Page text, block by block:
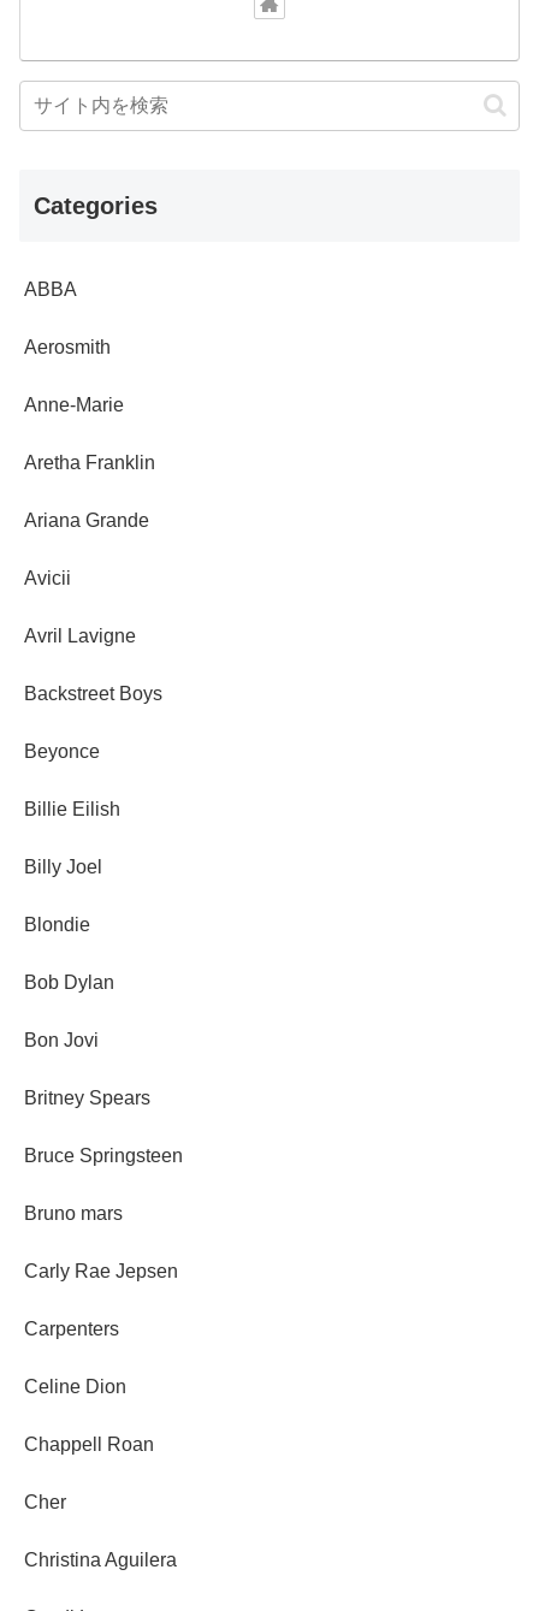
Categories
ABBA
Aerosmith
Anne-Marie
Aretha Franklin
Ariana Grande
Avicii
Avril Lavigne
Backstreet Boys
Beyonce
Billie Eilish
Billy Joel
Blondie
Bob Dylan
Bon Jovi
Britney Spears
Bruce Springsteen
Bruno mars
Carly Rae Jepsen
Carpenters
Celine Dion
Chappell Roan
Cher
Christina Aguilera